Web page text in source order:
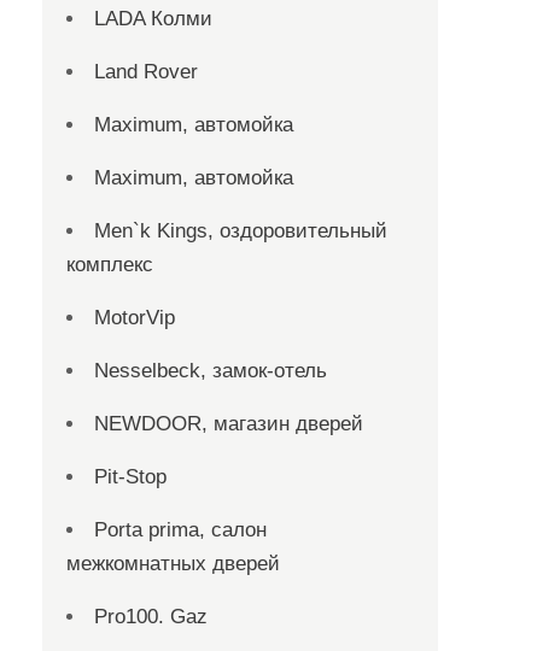
LADA Колми
Land Rover
Maximum, автомойка
Maximum, автомойка
Men`k Kings, оздоровительный
комплекс
MotorVip
Nesselbeck, замок-отель
NEWDOOR, магазин дверей
Pit-Stop
Porta prima, салон
межкомнатных дверей
Pro100. Gaz